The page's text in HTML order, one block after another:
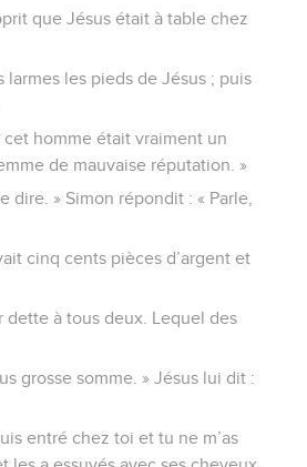
que Jésus était à table chez
les pieds de Jésus ; puis
homme était vraiment un
de mauvaise réputation. »
dire. » Simon répondit : « Parle,
cinq cents pièces d’argent et
dette à tous deux. Lequel des
grosse somme. » Jésus lui dit :
entré chez toi et tu ne m’as